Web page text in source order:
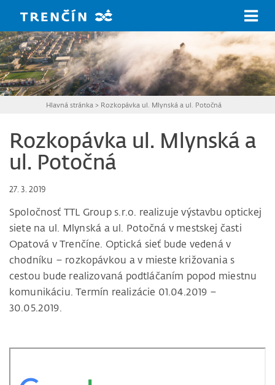
Hlavná stránka > Rozkopávka ul. Mlynská a ul. Potočná
Rozkopávka ul. Mlynská a
ul. Potočná
27. 3. 2019
Spoločnosť TTL Group s.r.o. realizuje výstavbu optickej
siete na ul. Mlynská a ul. Potočná v mestskej časti
Opatová v Trenčíne. Optická sieť bude vedená v
chodníku – rozkopávkou a v mieste križovania s
cestou bude realizovaná podtláčaním popod miestnu
komunikáciu. Termín realizácie 01.04.2019 –
30.05.2019.